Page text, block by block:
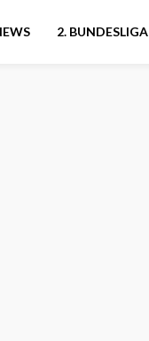
2. BUNDESLIGA